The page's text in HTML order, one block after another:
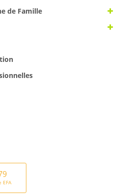
de Famille
EFA